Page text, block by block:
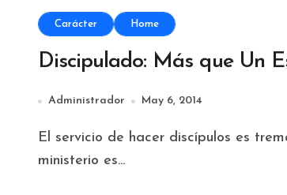
Carácter Home
Discipulado: Más que Un
Administrador May 6, 2014
El servicio de hacer discípulos es tremendamente maravilloso. Cooperar con el Señor en este
ministerio es...